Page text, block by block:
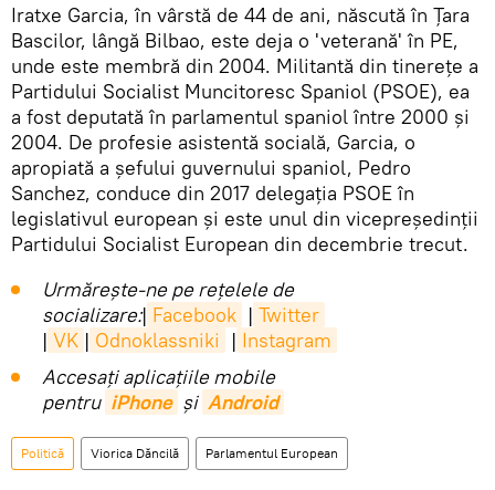
Iratxe Garcia, în vârstă de 44 de ani, născută în Ţara
Bascilor, lângă Bilbao, este deja o 'veterană' în PE,
unde este membră din 2004. Militantă din tinereţe a
Partidului Socialist Muncitoresc Spaniol (PSOE), ea
a fost deputată în parlamentul spaniol între 2000 şi
2004. De profesie asistentă socială, Garcia, o
apropiată a şefului guvernului spaniol, Pedro
Sanchez, conduce din 2017 delegaţia PSOE în
legislativul european şi este unul din vicepreşedinţii
Partidului Socialist European din decembrie trecut.
Urmărește-ne pe rețelele de
socializare:| Facebook | Twitter
| VK | Odnoklassniki | Instagram
Accesaţi aplicaţiile mobile
pentru iPhone și Android
Politică Viorica Dăncilă Parlamentul European